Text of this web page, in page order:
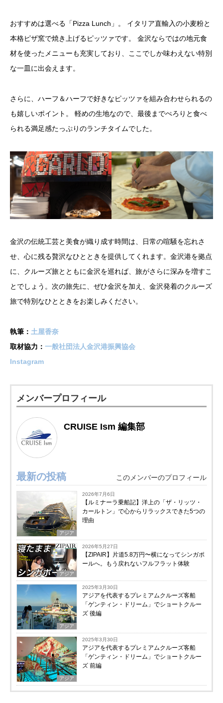
おすすめは選べる「Pizza Lunch」。 イタリア直輸入の小麦粉と
本格ピザ窯で焼き上げるピッツァです。 金沢ならではの地元食
材を使ったメニューも充実しており、ここでしか味わえない特別
な一皿に出会えます。
さらに、ハーフ＆ハーフで好きなピッツァを組み合わせられるの
も嬉しいポイント。 軽めの生地なので、最後までぺろりと食べ
られる満足感たっぷりのランチタイムでした。
金沢の伝統工芸と美食が織り成す時間は、日常の喧騒を忘れさ
せ、心に残る贅沢なひとときを提供してくれます。金沢港を拠点
に、クルーズ旅とともに金沢を巡れば、旅がさらに深みを増すこ
とでしょう。次の旅先に、ぜひ金沢を加え、金沢発着のクルーズ
旅で特別なひとときをお楽しみください。
執筆： 土屋香奈
取材協力： 一般社団法人金沢港振興協会
Instagram
メンバープロフィール
CRUISE Ism 編集部
最新の投稿 このメンバーのプロフィール
アジア
2026年7月6日
【ルミナーラ乗船記】洋上の「ザ・リッツ・
カールトン」で心からリラックスできた5つの
理由
アジア
2026年5月27日
【ZIPAIR】片道5.8万円〜横になってシンガポ
ールへ。もう戻れないフルフラット体験
アジア
2025年3月30日
アジアを代表するプレミアムクルーズ客船
「ゲンティン・ドリーム」でショートクルー
ズ 後編
アジア
2025年3月30日
アジアを代表するプレミアムクルーズ客船
「ゲンティン・ドリーム」でショートクルー
ズ 前編